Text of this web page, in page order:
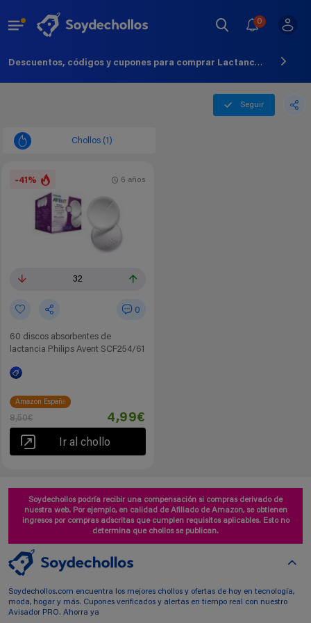
0
Descuentos, códigos y cupones para comprar Lactancia Y Alimentacion - Agosto - 2026
Seguir
Chollos (1)
-41%
32
0
60 discos absorbentes de
lactancia Philips Avent SCF254/61
6 años
Amazon España
8,50€ 4,99€
Ir al chollo
Soydechollos podría recibir una compensación si compras derivado de
nuestra web. Por ejemplo, en calidad de Afiliado de Amazon, se obtienen
ingresos por compras adscritas que cumplen requisitos aplicables. Esto no
determina que chollos se publican.
Soydechollos.com encuentra los mejores chollos y ofertas de hoy en tecnología,
moda, hogar y más. Cupones verificados y alertas en tiempo real con nuestro
Avisador PRO. Ahorra ya